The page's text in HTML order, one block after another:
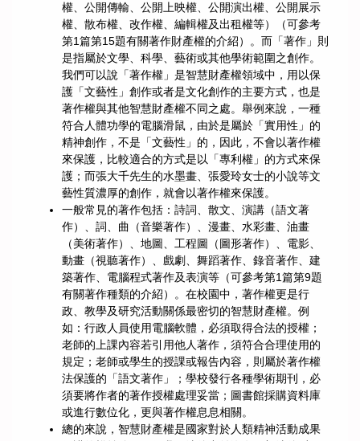
權、公開傳輸、公開上映權、公開演出權、公開展示
權、散布權、改作權、編輯權及出租權等）（可參考
第1篇第15題有關著作財產權的介紹）。而「著作」則
是指屬於文學、科學、藝術或其他學術範圍之創作。
我們可以說「著作權」是智慧財產權領域中，用以保
護「文藝性」創作或者是文化創作的主要方式，也是
著作權與其他智慧財產權不同之處。舉例來說，一種
符合人體功學的電腦滑鼠，由於是屬於「實用性」的
精神創作，不是「文藝性」的，因此，不會以著作權
來保護，比較適合的方式是以「專利權」的方式來保
護；而張大千先生的水墨畫、張愛玲女士的小說等文
藝性質濃厚的創作，就會以著作權來保護。
一般常見的著作包括：詩詞、散文、演講（語文著
作）、詞、曲（音樂著作）、漫畫、水彩畫、油畫
（美術著作）、地圖、工程圖（圖形著作）、電影、
動畫（視聽著作）、戲劇、舞蹈著作、錄音著作、建
築著作、電腦程式著作及表演等（可參考第1篇第9題
有關著作種類的介紹）。在校園中，著作權更是行
政、教學及研究活動關係最密切的智慧財產權。例
如：行政人員使用電腦軟體，必須取得合法的授權；
老師的上課內容若引用他人著作，須符合合理使用的
規定；老師或學生的授課或報告內容，則屬於著作權
法保護的「語文著作」；學校發行各種學術期刊，必
須要將作者的著作授權處理妥當；圖書館採購資料庫
或進行數位化，更與著作權息息相關。
總的來說，智慧財產權是國家對於人類精神活動成果